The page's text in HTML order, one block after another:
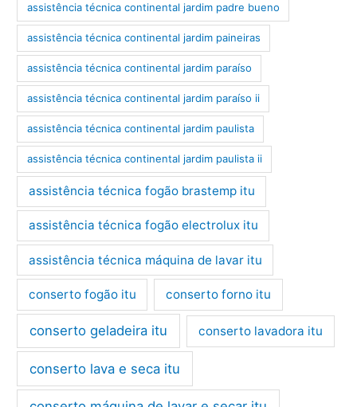
assistência técnica continental jardim padre bueno
assistência técnica continental jardim paineiras
assistência técnica continental jardim paraíso
assistência técnica continental jardim paraíso ii
assistência técnica continental jardim paulista
assistência técnica continental jardim paulista ii
assistência técnica fogão brastemp itu
assistência técnica fogão electrolux itu
assistência técnica máquina de lavar itu
conserto fogão itu conserto forno itu
conserto geladeira itu conserto lavadora itu
conserto lava e seca itu